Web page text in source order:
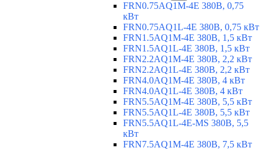
FRN0.75AQ1M-4E 380В, 0,75
кВт
FRN0.75AQ1L-4E 380В, 0,75 кВт
FRN1.5AQ1M-4E 380В, 1,5 кВт
FRN1.5AQ1L-4E 380В, 1,5 кВт
FRN2.2AQ1M-4E 380В, 2,2 кВт
FRN2.2AQ1L-4E 380В, 2,2 кВт
FRN4.0AQ1M-4E 380В, 4 кВт
FRN4.0AQ1L-4E 380В, 4 кВт
FRN5.5AQ1M-4E 380В, 5,5 кВт
FRN5.5AQ1L-4E 380В, 5,5 кВт
FRN5.5AQ1L-4E-MS 380В, 5,5
кВт
FRN7.5AQ1M-4E 380В, 7,5 кВт